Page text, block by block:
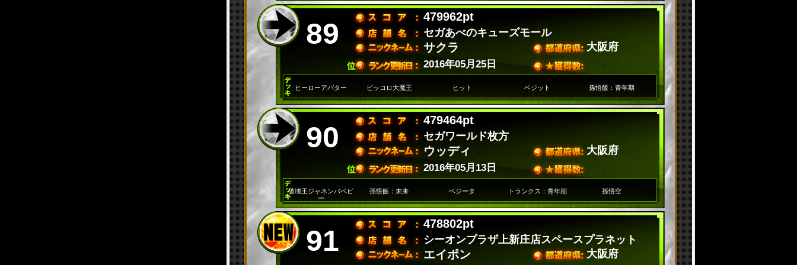
89
479962pt
セガあべのキューズモール
2016年05月25日
サクラ 大阪府
ヒーローアバター ピッコロ大魔王 ヒット ベジット 孫悟飯：青年期
90
479464pt
セガワールド枚方
2016年05月13日
ウッディ 大阪府
破壊王ジャネンバベビ
ー
孫悟飯：未来 ベジータ トランクス：青年期 孫悟空
91
478802pt
シーオンプラザ上新庄店スペースプラネット
エイポン 大阪府